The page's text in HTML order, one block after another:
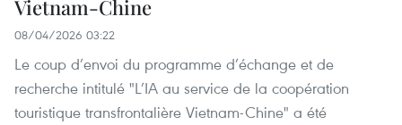
Vietnam-Chine
08/04/2026 03:22
Le coup d’envoi du programme d’échange et de
recherche intitulé "L’IA au service de la coopération
touristique transfrontalière Vietnam-Chine" a été